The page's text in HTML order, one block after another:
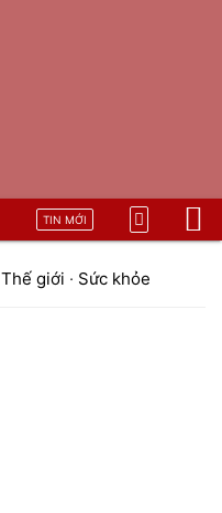
TIN MỚI
Thế giới · Sức khỏe